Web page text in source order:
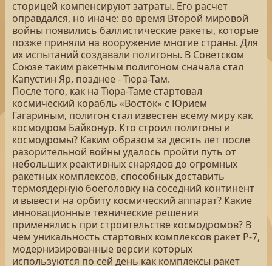
сторицей компенсируют затраты. Его расчет
оправдался, но иначе: во время Второй мировой
войны появились баллистические ракеты, которые
позже приняли на вооружение многие страны. Для
их испытаний создавали полигоны. В Советском
Союзе таким ракетным полигоном сначала стал
Капустин Яр, позднее - Тюра-Там.
После того, как на Тюра-Таме стартовал
космический корабль «Восток» с Юрием
Гагариным, полигон стал известен всему миру как
космодром Байконур. Кто строил полигоны и
космодромы? Каким образом за десять лет после
разорительной войны удалось пройти путь от
небольших реактивных снарядов до огромных
ракетных комплексов, способных доставить
термоядерную боеголовку на соседний континент
и вывести на орбиту космический аппарат? Какие
инновационные технические решения
применялись при строительстве космодромов? В
чем уникальность стартовых комплексов ракет Р-7,
модернизированные версии которых
используются по сей день как комплексы ракет